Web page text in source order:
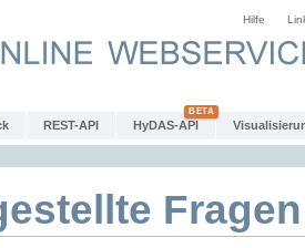
Hilfe
REST-API HyDAS-API